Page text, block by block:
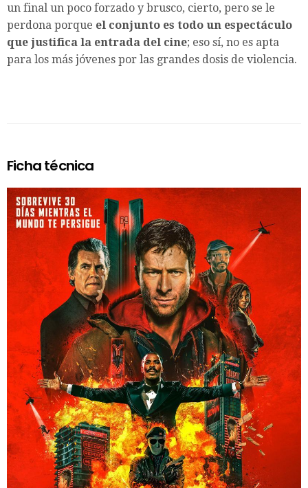
un final un poco forzado y brusco, cierto, pero se le
perdona porque el conjunto es todo un espectáculo
que justifica la entrada del cine; eso sí, no es apta
para los más jóvenes por las grandes dosis de violencia.
Ficha técnica